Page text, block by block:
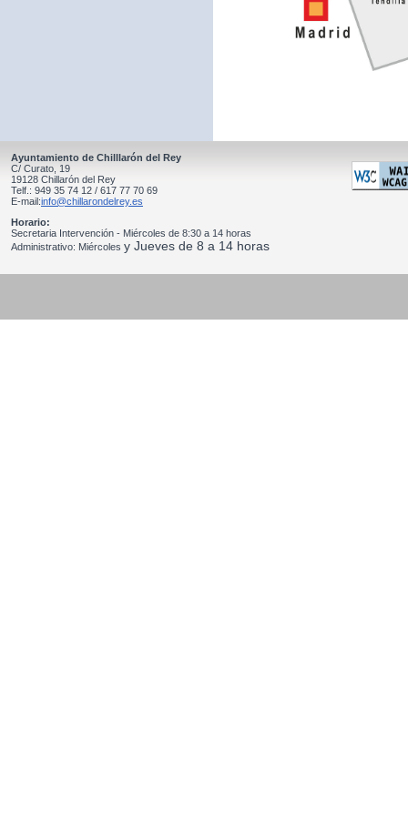
Ayuntamiento de Chilllarón del Rey
C/ Curato, 19
19128 Chillarón del Rey
Telf.: 949 35 74 12 / 617 77 70 69
E-mail:info@chillarondelrey.es
Horario:
Secretaria Intervención - Miércoles de 8:30 a 14 horas
Administrativo: Miércoles y Jueves de 8 a 14 horas